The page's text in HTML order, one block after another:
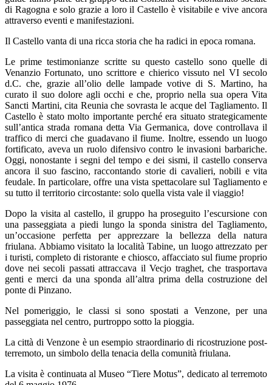
di Ragogna e solo grazie a loro il Castello è visitabile e vive ancora
attraverso eventi e manifestazioni.
Il Castello vanta di una ricca storia che ha radici in epoca romana.
Le prime testimonianze scritte su questo castello sono quelle di
Venanzio Fortunato, uno scrittore e chierico vissuto nel VI secolo
d.C. che, grazie all’olio delle lampade votive di S. Martino, ha
curato il suo dolore agli occhi e che, proprio nella sua opera Vita
Sancti Martini, cita Reunia che sovrasta le acque del Tagliamento. Il
Castello è stato molto importante perché era situato strategicamente
sull’antica strada romana detta Via Germanica, dove controllava il
traffico di merci che guadavano il fiume. Inoltre, essendo un luogo
fortificato, aveva un ruolo difensivo contro le invasioni barbariche.
Oggi, nonostante i segni del tempo e dei sismi, il castello conserva
ancora il suo fascino, raccontando storie di cavalieri, nobili e vita
feudale. In particolare, offre una vista spettacolare sul Tagliamento e
su tutto il territorio circostante: solo quella vista vale il viaggio!
Dopo la visita al castello, il gruppo ha proseguito l’escursione con
una passeggiata a piedi lungo la sponda sinistra del Tagliamento,
un’occasione perfetta per apprezzare la bellezza della natura
friulana. Abbiamo visitato la località Tabine, un luogo attrezzato per
i turisti, completo di ristorante e chiosco, affacciato sul fiume proprio
dove nei secoli passati attraccava il Vecjo traghet, che trasportava
genti e merci da una sponda all’altra prima della costruzione del
ponte di Pinzano.
Nel pomeriggio, le classi si sono spostati a Venzone, per una
passeggiata nel centro, purtroppo sotto la pioggia.
La città di Venzone è un esempio straordinario di ricostruzione post-
terremoto, un simbolo della tenacia della comunità friulana.
La visita è continuata al Museo “Tiere Motus”, dedicato al terremoto